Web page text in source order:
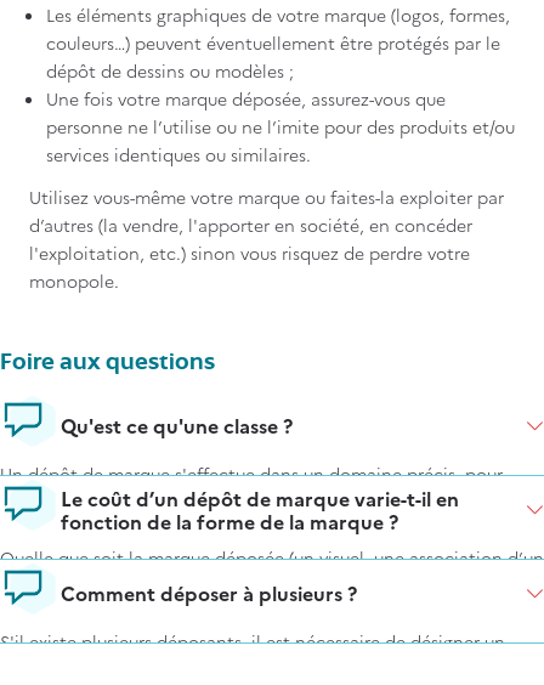
Les éléments graphiques de votre marque (logos, formes,
couleurs…) peuvent éventuellement être protégés par le
dépôt de dessins ou modèles ;
Une fois votre marque déposée, assurez-vous que
personne ne l’utilise ou ne l’imite pour des produits et/ou
services identiques ou similaires.
Utilisez vous-même votre marque ou faites-la exploiter par
d’autres (la vendre, l'apporter en société, en concéder
l'exploitation, etc.) sinon vous risquez de perdre votre
monopole.
Foire aux questions
FAQ
Items
Qu'est ce qu'une classe ?
Un dépôt de marque s'effectue dans un domaine précis, pour
certains produits et/ou services.
permet, dans le cadre du dépôt, de retrouver et de désigner plus
facilement le ou les domaines concernés.
Il existe 45 classes différentes regroupant des produits et services
Le coût d’un dépôt de marque varie-t-il en
fonction de la forme de la marque ?
Quelle que soit la marque déposée (un visuel, une association d’un
terme verbal et d’un visuel, un groupe de mots…), le
montant de la
redevance de dépôt est le même
Comment déposer à plusieurs ?
S'il existe plusieurs déposants, il est nécessaire de désigner un